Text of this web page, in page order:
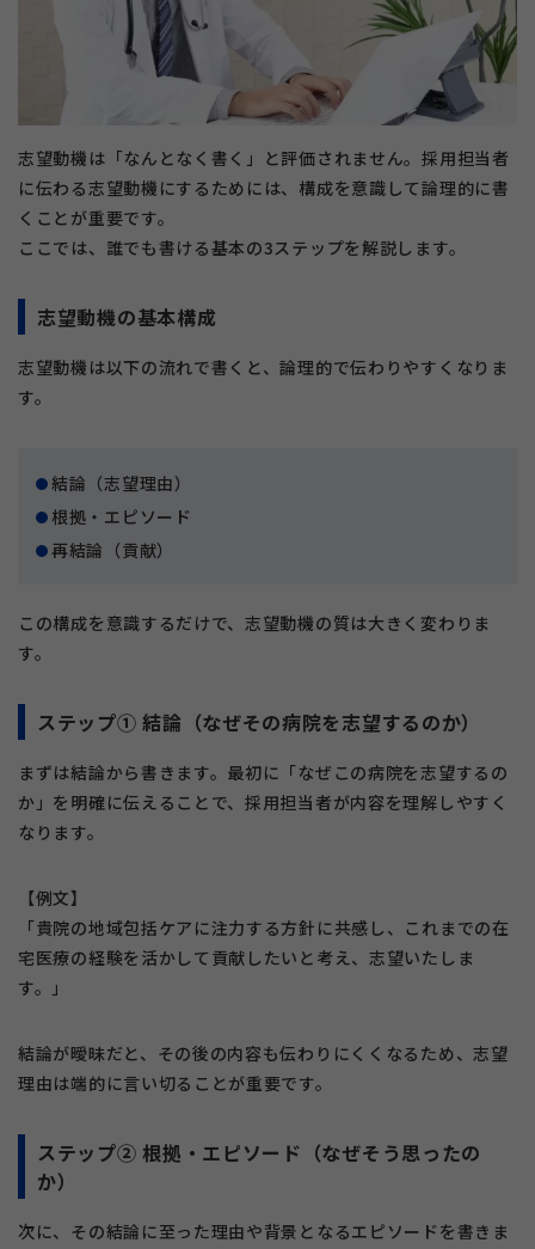
志望動機は「なんとなく書く」と評価されません。採用担当者
に伝わる志望動機にするためには、構成を意識して論理的に書
くことが重要です。
ここでは、誰でも書ける基本の3ステップを解説します。
志望動機の基本構成
志望動機は以下の流れで書くと、論理的で伝わりやすくなりま
す。
結論（志望理由）
根拠・エピソード
再結論（貢献）
この構成を意識するだけで、志望動機の質は大きく変わりま
す。
ステップ① 結論（なぜその病院を志望するのか）
まずは結論から書きます。最初に「なぜこの病院を志望するの
か」を明確に伝えることで、採用担当者が内容を理解しやすく
なります。
【例文】
「貴院の地域包括ケアに注力する方針に共感し、これまでの在
宅医療の経験を活かして貢献したいと考え、志望いたしま
す。」
結論が曖昧だと、その後の内容も伝わりにくくなるため、志望
理由は端的に言い切ることが重要です。
ステップ② 根拠・エピソード（なぜそう思ったの
か）
次に、その結論に至った理由や背景となるエピソードを書きま